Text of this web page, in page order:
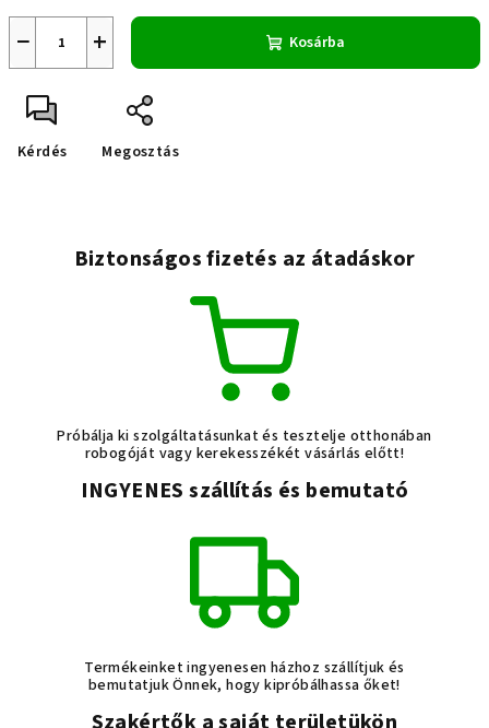
+
− Kosárba
Kérdés Megosztás
Biztonságos fizetés az átadáskor
Próbálja ki szolgáltatásunkat és tesztelje otthonában
robogóját vagy kerekesszékét vásárlás előtt!
INGYENES szállítás és bemutató
Termékeinket ingyenesen házhoz szállítjuk és
bemutatjuk Önnek, hogy kipróbálhassa őket!